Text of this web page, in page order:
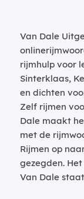
Van Dale
rijmhulp voor
Sinterklaas,
en dichten
Zelf rijmen
Dale maakt
met de
Rijmen op
gezegden.
Van Dale